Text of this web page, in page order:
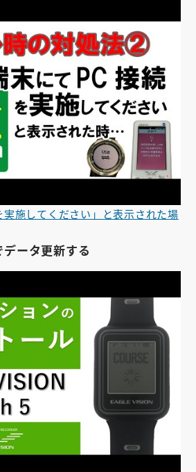
実施してください」と表示された場
ータ更新する